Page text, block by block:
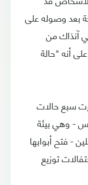
بعد وصوله على
آنذاك من
أنه "حالة
سبع حالات
- وهي بيئة
- فتح أبوابها
توزيع